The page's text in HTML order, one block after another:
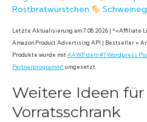
Rostbratwürstchen
Letzte Aktualisierung am 7.08.2026 | *=Affiliate
Amazon Product Advertising API | Bestseller =
Produkte wurde mitAAWP dem #1 Wordpress
Partnerprogramm*umgesetzt.
Weitere Ideen für
Vorratsschrank